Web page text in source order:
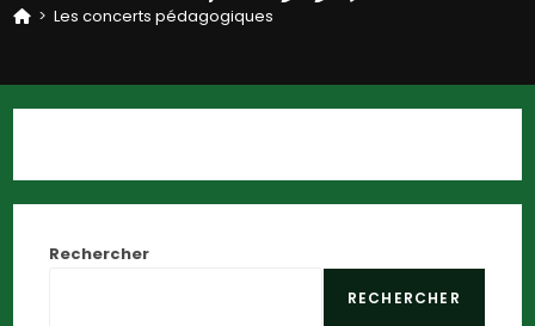
> Les concerts pédagogiques
Rechercher
RECHERCHER